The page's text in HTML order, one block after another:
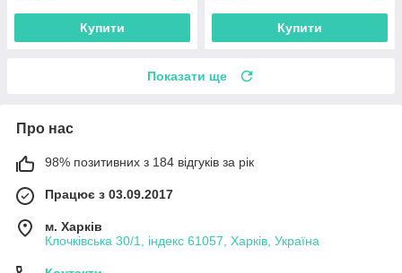
Купити Купити
Показати ще
Про нас
98% позитивних з 184 відгуків за рік
Працює з 03.09.2017
м. Харків
Клочківська 30/1, індекс 61057, Харків, Україна